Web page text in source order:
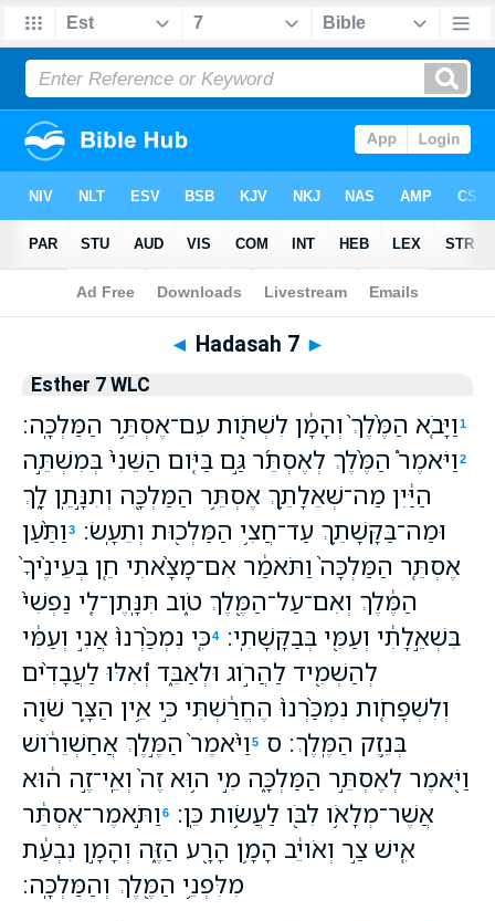
Bible>WLC > Hadasah 7
◄ Hadasah 7 ►
Esther 7 WLC
1 וַיָּבֹ֤א הַמֶּ֙לֶךְ֙ וְהָמָ֔ן לִשְׁתֹּ֖ות עִם־אֶסְתֵּ֥ר הַמַּלְכָּֽה׃
2 וַיֹּאמֶר֩ הַמֶּ֨לֶךְ לְאֶסְתֵּ֜ר גַּ֣ם בַּיֹּ֤ום הַשֵּׁנִי֙ בְּמִשְׁתֵּ֣ה
הַיַּ֔יִן מַה־שְּׁאֵלָתֵ֛ךְ אֶסְתֵּ֥ר הַמַּלְכָּ֖ה וְתִנָּ֣תֵֽן לָ֑ךְ
וּמַה־בַּקָּשָׁתֵ֛ךְ עַד־חֲצִ֥י הַמַּלְכ֖וּת וְתֵעָֽשׂ׃
3 וַתַּ֨עַן
אֶסְתֵּ֤ר הַמַּלְכָּה֙ וַתֹּאמַ֔ר אִם־מָצָ֨אתִי חֵ֤ן בְּעֵינֶ֙יךָ֙
הַמֶּ֔לֶךְ וְאִם־עַל־הַמֶּ֖לֶךְ טֹ֑וב תִּנָּֽתֶן־לִ֤י נַפְשִׁי֙
בִּשְׁאֵ֣לָתִ֔י וְעַמִּ֖י בְּבַקָּשָׁתִֽי׃
4כִּ֤י נִמְכַּ֙רְנוּ֙ אֲנִ֣י וְעַמִּ֔י
לְהַשְׁמִ֖יד לַהֲרֹ֣וג וּלְאַבֵּ֑ד וְ֠אִלּוּ לַעֲבָדִ֨ים
וְלִשְׁפָחֹ֤ות נִמְכַּ֙רְנוּ֙ הֶחֱרַ֔שְׁתִּי כִּ֣י אֵ֥ין הַצָּ֛ר שֹׁוֶ֖ה
בְּנֵ֥זֶק הַמֶּֽלֶךְ׃ ס
5 וַיֹּ֙אמֶר֙ הַמֶּ֣לֶךְ אֲחַשְׁוֵרֹ֔ושׁ
וַיֹּ֖אמֶר לְאֶסְתֵּ֣ר הַמַּלְכָּ֑ה מִ֣י ה֥וּא זֶה֙ וְאֵֽי־זֶ֣ה ה֔וּא
אֲשֶׁר־מְלָאֹ֥ו לִבֹּ֖ו לַעֲשֹׂ֥ות כֵּֽן׃
6 וַתֹּ֣אמֶר־אֶסְתֵּ֔ר
אִ֚ישׁ צַ֣ר וְאֹויֵ֔ב הָמָ֥ן הָרָ֖ע הַזֶּ֑ה וְהָמָ֣ן נִבְעַ֔ת
מִלִּפְנֵ֥י הַמֶּ֖לֶךְ וְהַמַּלְכָּֽה׃